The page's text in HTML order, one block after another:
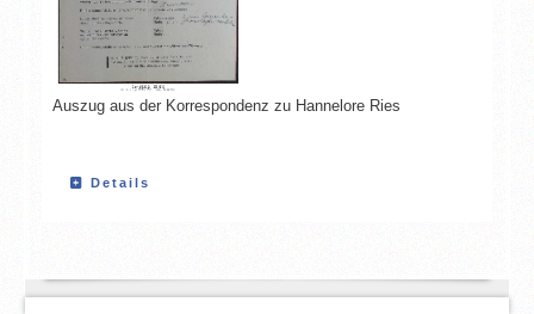
Auszug aus der Korrespondenz zu Hannelore Ries
Details